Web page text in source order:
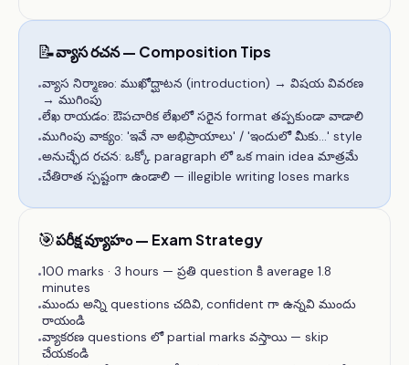
📝వ్యాస రచన — Composition Tips
•వ్యాస నిర్మాణం: ముఖోద్ఘాటన (introduction) → విషయ వివరణ
→ ముగింపు
•లేఖ రాయడం: ఔపచారిక లేఖలో సరైన format తప్పకుండా వాడాలి
•ముగింపు వాక్యం: 'ఇవే నా అభిప్రాయాలు' / 'ఇందులో మీకు...' style
•అనుచ్ఛేద రచన: ఒక్కో paragraph లో ఒక main idea మాత్రమే
•చేతిరాత స్పష్టంగా ఉండాలి — illegible writing loses marks
🎯పరీక్ష వ్యూహం — Exam Strategy
•100 marks · 3 hours — ప్రతి question కి average 1.8
minutes
•ముందు అన్ని questions చదివి, confident గా ఉన్నవి ముందు
రాయండి
•వ్యాకరణ questions లో partial marks వస్తాయి — skip
చేయకండి